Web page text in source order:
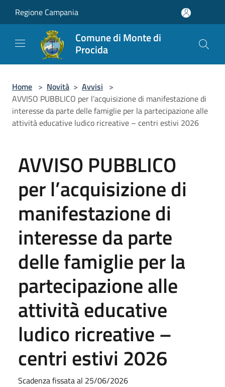
Regione Campania
Comune di Monte di
Procida
Home > Novità > Avvisi >
AVVISO PUBBLICO per l’acquisizione di manifestazione di
interesse da parte delle famiglie per la partecipazione alle
attività educative ludico ricreative – centri estivi 2026
AVVISO PUBBLICO
per l’acquisizione di
manifestazione di
interesse da parte
delle famiglie per la
partecipazione alle
attività educative
ludico ricreative –
centri estivi 2026
Scadenza fissata al 25/06/2026